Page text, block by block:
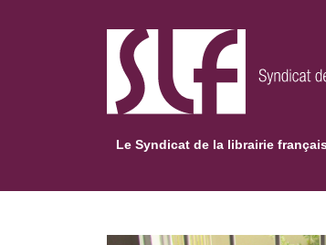
Le Syndicat de la librairie